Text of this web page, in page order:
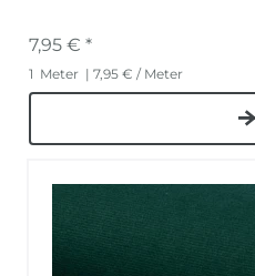
7,95 € *
1 Meter | 7,95 € / Meter